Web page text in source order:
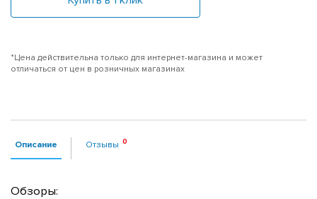
*Цена действительна только для интернет-магазина и может
отличаться от цен в розничных магазинах
Описание Отзывы
Обзоры: